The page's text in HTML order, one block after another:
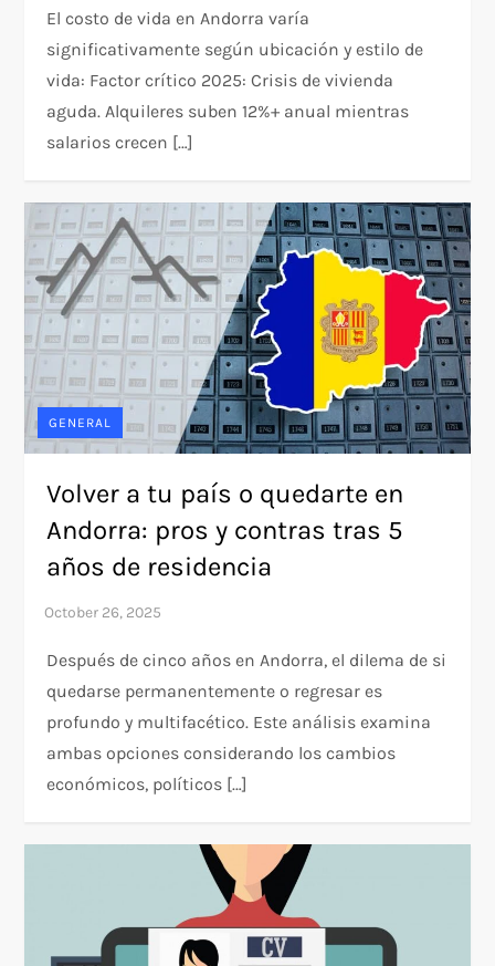
El costo de vida en Andorra varía
significativamente según ubicación y estilo de
vida: Factor crítico 2025: Crisis de vivienda
aguda. Alquileres suben 12%+ anual mientras
salarios crecen […]
GENERAL
Volver a tu país o quedarte en
Andorra: pros y contras tras 5
años de residencia
Después de cinco años en Andorra, el dilema de si
quedarse permanentemente o regresar es
profundo y multifacético. Este análisis examina
ambas opciones considerando los cambios
económicos, políticos […]